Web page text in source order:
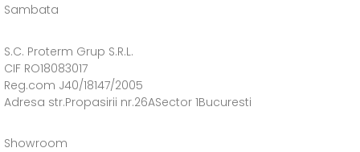
Sambata
S.C. Proterm Grup S.R.L.
CIF RO18083017
Reg.com J40/18147/2005
Adresa str.Propasirii nr.26ASector 1Bucuresti
Showroom